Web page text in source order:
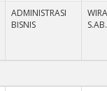
ADMINISTRASI
BISNIS